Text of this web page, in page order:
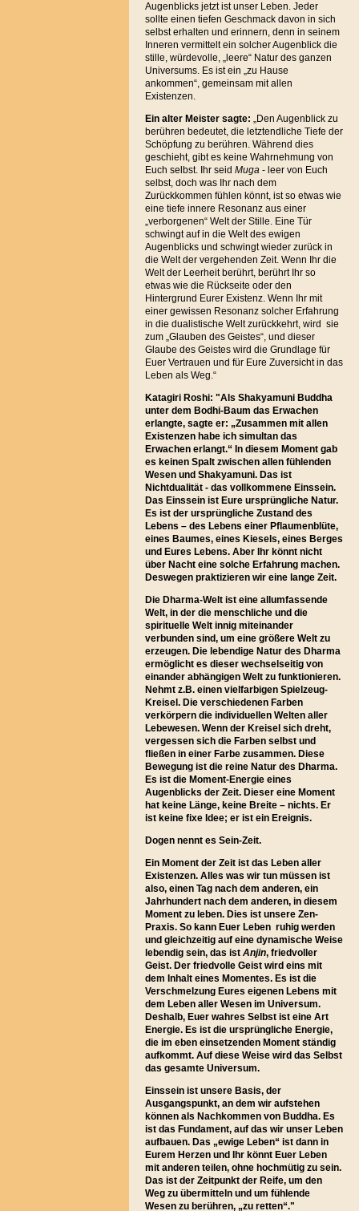
Augenblicks jetzt ist unser Leben. Jeder
sollte einen tiefen Geschmack davon in sich
selbst erhalten und erinnern, denn in seinem
Inneren vermittelt ein solcher Augenblick die
stille, würdevolle, „leere“ Natur des ganzen
Universums. Es ist ein „zu Hause
ankommen“, gemeinsam mit allen
Existenzen.
Ein alter Meister sagte: „Den Augenblick zu
berühren bedeutet, die letztendliche Tiefe der
Schöpfung zu berühren. Während dies
geschieht, gibt es keine Wahrnehmung von
Euch selbst. Ihr seid Muga- leer von Euch
selbst, doch was Ihr nach dem
Zurückkommen fühlen könnt, ist so etwas wie
eine tiefe innere Resonanz aus einer
„verborgenen“ Welt der Stille. Eine Tür
schwingt auf in die Welt des ewigen
Augenblicks und schwingt wieder zurück in
die Welt der vergehenden Zeit. Wenn Ihr die
Welt der Leerheit berührt, berührt Ihr so
etwas wie die Rückseite oder den
Hintergrund Eurer Existenz. Wenn Ihr mit
einer gewissen Resonanz solcher Erfahrung
in die dualistische Welt zurückkehrt, wird sie
zum „Glauben des Geistes“, und dieser
Glaube des Geistes wird die Grundlage für
Euer Vertrauen und für Eure Zuversicht in das
Leben als Weg.“
Katagiri Roshi: "Als Shakyamuni Buddha
unter dem Bodhi-Baum das Erwachen
erlangte, sagte er: „Zusammen mit allen
Existenzen habe ich simultan das
Erwachen erlangt.“ In diesem Moment gab
es keinen Spalt zwischen allen fühlenden
Wesen und Shakyamuni. Das ist
Nichtdualität - das vollkommene Einssein.
Das Einssein ist Eure ursprüngliche Natur.
Es ist der ursprüngliche Zustand des
Lebens – des Lebens einer Pflaumenblüte,
eines Baumes, eines Kiesels, eines Berges
und Eures Lebens. Aber Ihr könnt nicht
über Nacht eine solche Erfahrung machen.
Deswegen praktizieren wir eine lange Zeit.
Die Dharma-Welt ist eine allumfassende
Welt, in der die menschliche und die
spirituelle Welt innig miteinander
verbunden sind, um eine größere Welt zu
erzeugen. Die lebendige Natur des Dharma
ermöglicht es dieser wechselseitig von
einander abhängigen Welt zu funktionieren.
Nehmt z.B. einen vielfarbigen Spielzeug-
Kreisel. Die verschiedenen Farben
verkörpern die individuellen Welten aller
Lebewesen. Wenn der Kreisel sich dreht,
vergessen sich die Farben selbst und
fließen in einer Farbe zusammen. Diese
Bewegung ist die reine Natur des Dharma.
Es ist die Moment-Energie eines
Augenblicks der Zeit. Dieser eine Moment
hat keine Länge, keine Breite – nichts. Er
ist keine fixe Idee; er ist ein Ereignis.
Dogen nennt es Sein-Zeit.
Ein Moment der Zeit ist das Leben aller
Existenzen. Alles was wir tun müssen ist
also, einen Tag nach dem anderen, ein
Jahrhundert nach dem anderen, in diesem
Moment zu leben. Dies ist unsere Zen-
Praxis. So kann Euer Leben ruhig werden
und gleichzeitig auf eine dynamische Weise
lebendig sein, das ist Anjin, friedvoller
Geist. Der friedvolle Geist wird eins mit
dem Inhalt eines Momentes. Es ist die
Verschmelzung Eures eigenen Lebens mit
dem Leben aller Wesen im Universum.
Deshalb, Euer wahres Selbst ist eine Art
Energie. Es ist die ursprüngliche Energie,
die im eben einsetzenden Moment ständig
aufkommt. Auf diese Weise wird das Selbst
das gesamte Universum.
Einssein ist unsere Basis, der
Ausgangspunkt, an dem wir aufstehen
können als Nachkommen von Buddha. Es
ist das Fundament, auf das wir unser Leben
aufbauen. Das „ewige Leben“ ist dann in
Eurem Herzen und Ihr könnt Euer Leben
mit anderen teilen, ohne hochmütig zu sein.
Das ist der Zeitpunkt der Reife, um den
Weg zu übermitteln und um fühlende
Wesen zu berühren, „zu retten“."